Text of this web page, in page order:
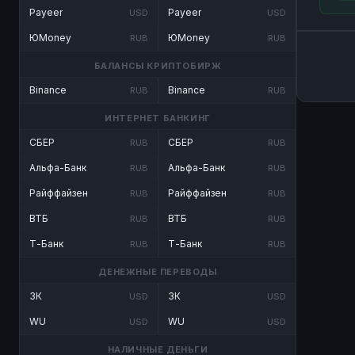
Payeer USD
ЮMoney RUB
Payeer USD
ЮMoney RUB
БАЛАНСЫ КРИПТОБИРЖ
Binance RUB Binance RUB
ИНТЕРНЕТ БАНКИНГ
СБЕР RUB
Альфа-Банк RUB
Райффайзен RUB
ВТБ RUB
Т-Банк RUB
СБЕР RUB
Альфа-Банк RUB
Райффайзен RUB
ВТБ RUB
Т-Банк RUB
ДЕНЕЖНЫЕ ПЕРЕВОДЫ
ЗК USD
WU USD
ЗК USD
WU USD
НАЛИЧНЫЕ ДЕНЬГИ